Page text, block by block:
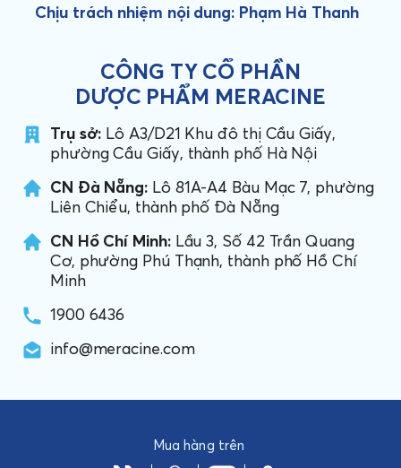
Chịu trách nhiệm nội dung: Phạm Hà Thanh
CÔNG TY CỔ PHẦN
DƯỢC PHẨM MERACINE
Trụ sở: Lô A3/D21 Khu đô thị Cầu Giấy,
phường Cầu Giấy, thành phố Hà Nội
CN Đà Nẵng: Lô 81A-A4 Bàu Mạc 7, phường
Liên Chiểu, thành phố Đà Nẵng
CN Hồ Chí Minh:Lầu 3, Số 42 Trần Quang
Cơ, phường Phú Thạnh, thành phố Hồ Chí
Minh
1900 6436
info@meracine.com
Mua hàng trên